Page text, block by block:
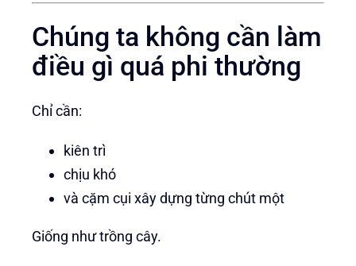
Chúng ta không cần làm
điều gì quá phi thường
Chỉ cần:
kiên trì
chịu khó
và cặm cụi xây dựng từng chút một
Giống như trồng cây.